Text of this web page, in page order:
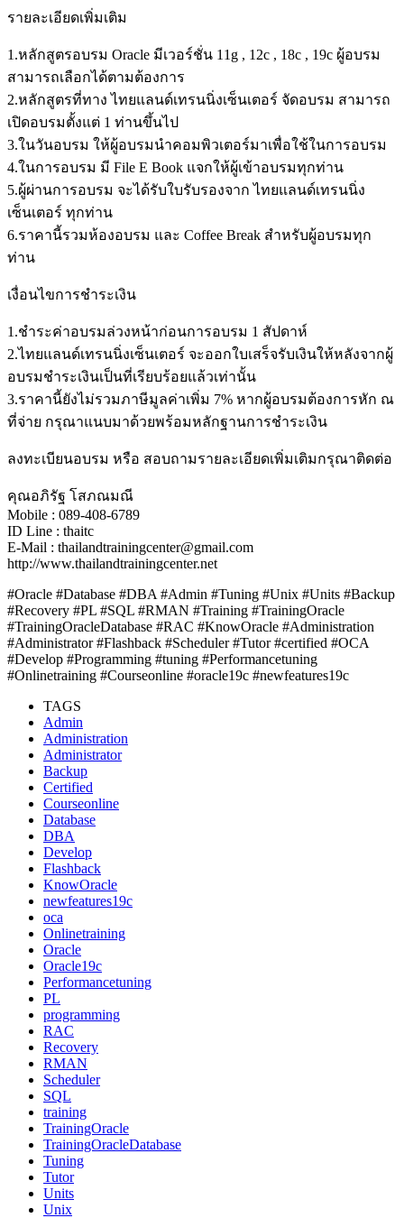
รายละเอียดเพิ่มเติม
1.หลักสูตรอบรม Oracle มีเวอร์ชั่น 11g , 12c , 18c , 19c ผู้อบรม
สามารถเลือกได้ตามต้องการ
2.หลักสูตรที่ทาง ไทยแลนด์เทรนนิ่งเซ็นเตอร์ จัดอบรม สามารถ
เปิดอบรมตั้งแต่ 1 ท่านขึ้นไป
3.ในวันอบรม ให้ผู้อบรมนำคอมพิวเตอร์มาเพื่อใช้ในการอบรม
4.ในการอบรม มี File E Book แจกให้ผู้เข้าอบรมทุกท่าน
5.ผู้ผ่านการอบรม จะได้รับใบรับรองจาก ไทยแลนด์เทรนนิ่ง
เซ็นเตอร์ ทุกท่าน
6.ราคานี้รวมห้องอบรม และ Coffee Break สำหรับผู้อบรมทุก
ท่าน
เงื่อนไขการชำระเงิน
1.ชำระค่าอบรมล่วงหน้าก่อนการอบรม 1 สัปดาห์
2.ไทยแลนด์เทรนนิ่งเซ็นเตอร์ จะออกใบเสร็จรับเงินให้หลังจากผู้
อบรมชำระเงินเป็นที่เรียบร้อยแล้วเท่านั้น
3.ราคานี้ยังไม่รวมภาษีมูลค่าเพิ่ม 7% หากผู้อบรมต้องการหัก ณ
ที่จ่าย กรุณาแนบมาด้วยพร้อมหลักฐานการชำระเงิน
ลงทะเบียนอบรม หรือ สอบถามรายละเอียดเพิ่มเติมกรุณาติดต่อ
คุณอภิรัฐ โสภณมณี
Mobile : 089-408-6789
ID Line : thaitc
E-Mail : thailandtrainingcenter@gmail.com
http://www.thailandtrainingcenter.net
#Oracle #Database #DBA #Admin #Tuning #Unix #Units #Backup
#Recovery #PL #SQL #RMAN #Training #TrainingOracle
#TrainingOracleDatabase #RAC #KnowOracle #Administration
#Administrator #Flashback #Scheduler #Tutor #certified #OCA
#Develop #Programming #tuning #Performancetuning
#Onlinetraining #Courseonline #oracle19c #newfeatures19c
TAGS
Admin
Administration
Administrator
Backup
Certified
Courseonline
Database
DBA
Develop
Flashback
KnowOracle
newfeatures19c
oca
Onlinetraining
Oracle
Oracle19c
Performancetuning
PL
programming
RAC
Recovery
RMAN
Scheduler
SQL
training
TrainingOracle
TrainingOracleDatabase
Tuning
Tutor
Units
Unix